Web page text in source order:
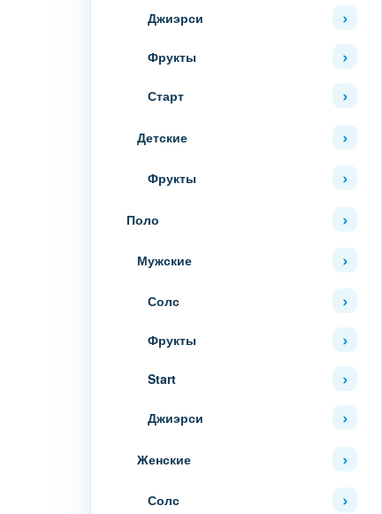
Джиэрси
Фрукты
Старт
Детские
Фрукты
Поло
Мужские
Солс
Фрукты
Start
Джиэрси
Женские
Солс